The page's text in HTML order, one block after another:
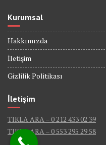
Kurumsal
Hakkımızda
İletişim
Gizlilik Politikası
İletişim
TIKLA ARA – 0 212 433 02 39
TIKLA ARA – 0 553 295 29 58